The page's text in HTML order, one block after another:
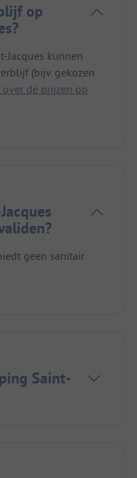
op
Jacques kunnen
(bijv. gekozen
over de prijzen op
geen sanitair
Saint-